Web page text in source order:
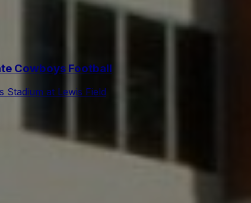
Cowboys Football
Stadium at Lewis Field